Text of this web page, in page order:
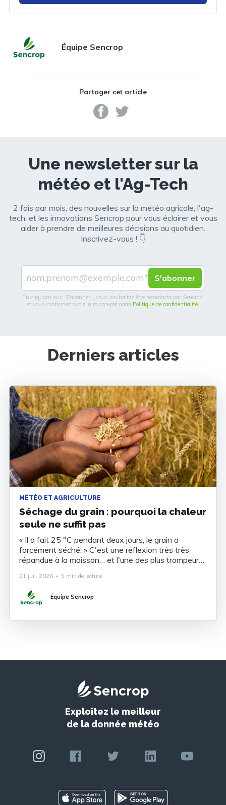
Équipe Sencrop
Partager cet article
Une newsletter sur la
météo et l'Ag-Tech
2 fois par mois, des nouvelles sur la météo agricole, l'ag-
tech, et les innovations Sencrop pour vous éclairer et vous
aider à prendre de meilleures décisions au quotidien.
Inscrivez-vous ! 👇
En cliquant sur "S'abonner", vous souhaitez être recontacté par Sencrop,
et vous confirmez avoir lu et accepté notre Politique de confidentialité.
Derniers articles
MÉTÉO ET AGRICULTURE
Séchage du grain : pourquoi la chaleur
seule ne suffit pas
« Il a fait 25 °C pendant deux jours, le grain a
forcément séché. » C'est une réflexion très très
répandue à la moisson… et l'une des plus trompeurs.
au-dessus du seuil. Pourquoi ? Parce que ce n&
21 juil. 2026 • 5 min de lecture
Équipe Sencrop
Exploitez le meilleur
de la donnée météo